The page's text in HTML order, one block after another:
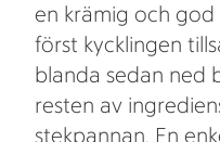
en krämig och
först kycklingen
blanda sedan ned
resten av
stekpannan. En